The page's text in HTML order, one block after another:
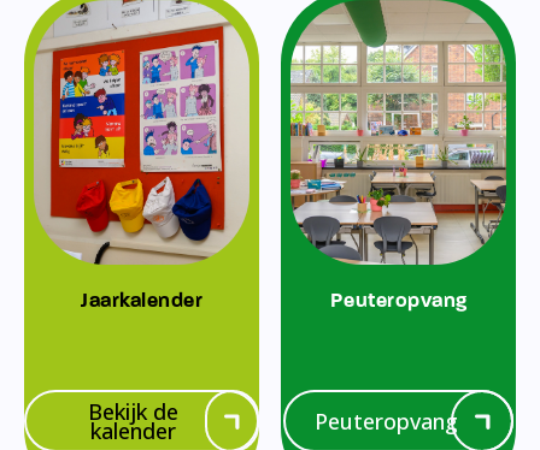
Jaarkalender
Bekijk de
kalender
Peuteropvang
Peuteropvang